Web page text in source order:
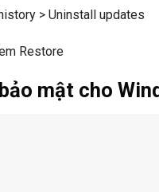
> Uninstall updates
Restore
mật cho